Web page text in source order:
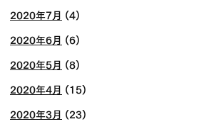
2020年7月 (4)
2020年6月 (6)
2020年5月 (8)
2020年4月 (15)
2020年3月 (23)